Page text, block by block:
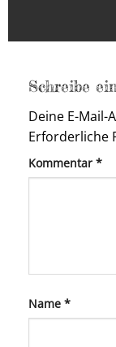
Schreibe
Deine E-
Erforderliche
Kommentar *
Name *